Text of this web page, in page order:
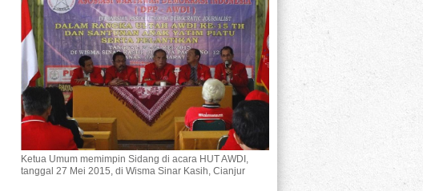
Ketua Umum memimpin Sidang di acara HUT AWDI,
tanggal 27 Mei 2015, di Wisma Sinar Kasih, Cianjur